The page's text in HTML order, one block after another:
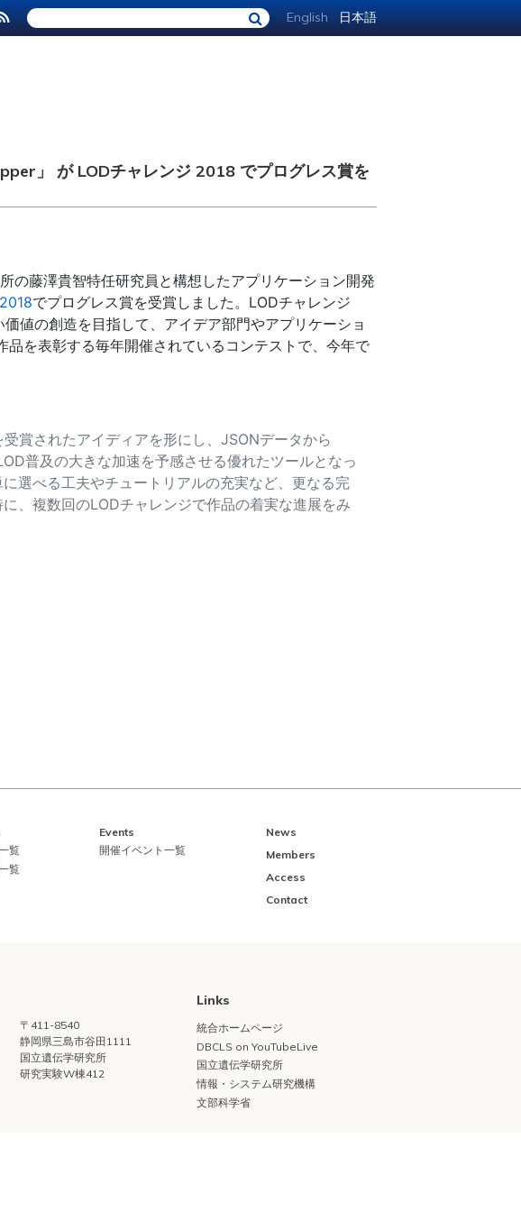
English 日本語
」 が LODチャレンジ 2018 でプログレス賞を
の藤澤貴智特任研究員と構想したアプリケーション開発
でプログレス賞を受賞しました。LODチャレンジ
値の創造を目指して、アイデア部門やアプリケーショ
を表彰する毎年開催されているコンテストで、今年で
賞されたアイディアを形にし、JSONデータから
普及の大きな加速を予感させる優れたツールとなっ
選べる工夫やチュートリアルの充実など、更なる完
、複数回のLODチャレンジで作品の着実な進展をみ
覧
覧
Events
開催イベント一覧
News
Members
Access
Contact
〒411-8540
静岡県三島市谷田1111
国立遺伝学研究所
研究実験W棟412
Links
統合ホームページ
DBCLS on YouTubeLive
国立遺伝学研究所
情報・システム研究機構
文部科学省